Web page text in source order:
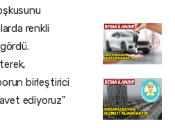
renkli
birleştirici
ediyoruz"